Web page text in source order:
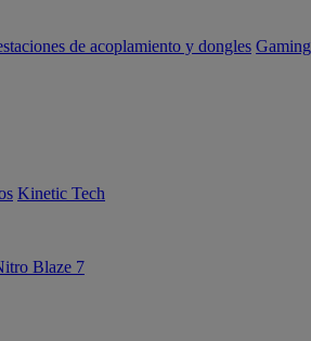
de acoplamiento y dongles Gaming
Kinetic Tech
Blaze 7